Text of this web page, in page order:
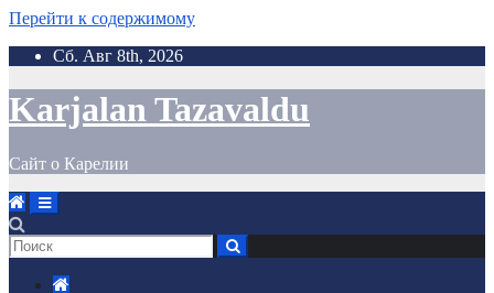
Перейти к содержимому
Сб. Авг 8th, 2026
Karjalan Tazavaldu
Сайт о Карелии